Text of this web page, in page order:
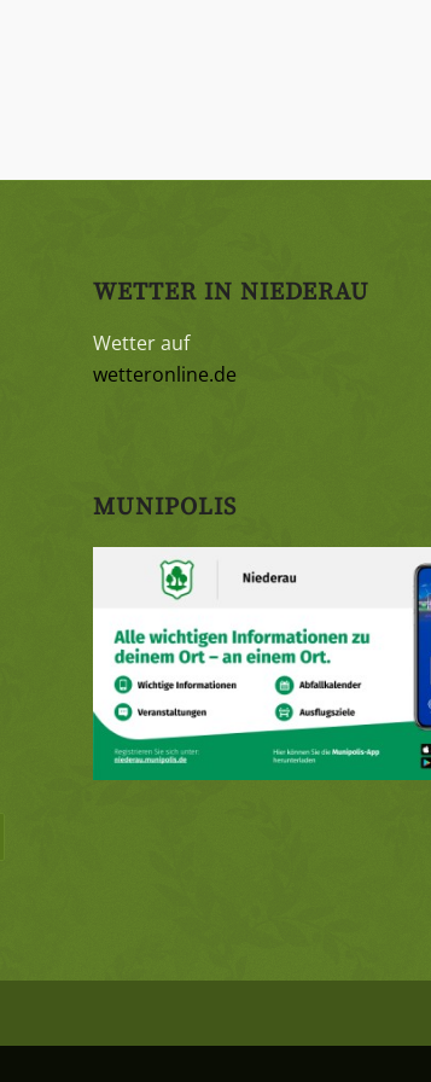
WETTER IN NIEDERAU
Wetter auf
wetteronline.de
MUNIPOLIS